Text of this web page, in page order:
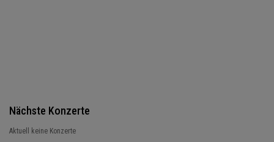
Nächste Konzerte
Aktuell keine Konzerte